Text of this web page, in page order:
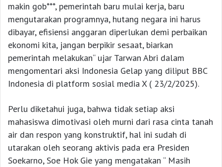
makin gob***, pemerintah baru mulai kerja, baru
mengutarakan programnya, hutang negara ini harus
dibayar, efisiensi anggaran diperlukan demi perbaikan
ekonomi kita, jangan berpikir sesaat, biarkan
pemerintah melakukan“ ujar Tarwan Abri dalam
mengomentari aksi Indonesia Gelap yang diliput BBC
Indonesia di platform sosial media X ( 23/2/2025).
Perlu diketahui juga, bahwa tidak setiap aksi
mahasiswa dimotivasi oleh murni dari rasa cinta tanah
air dan respon yang konstruktif, hal ini sudah di
utarakan oleh seorang aktivis pada era Presiden
Soekarno, Soe Hok Gie yang mengatakan “ Masih